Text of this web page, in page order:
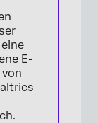
E-